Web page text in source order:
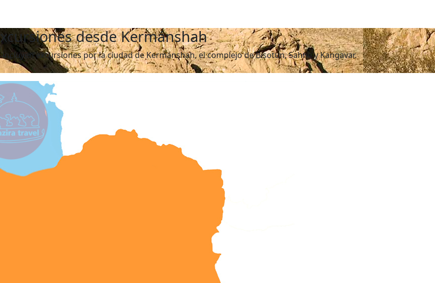
desde Kermánshah
excursiones por la ciudad de Kermánshah, el complejo de Bisotun, Sahne y Kangavar.